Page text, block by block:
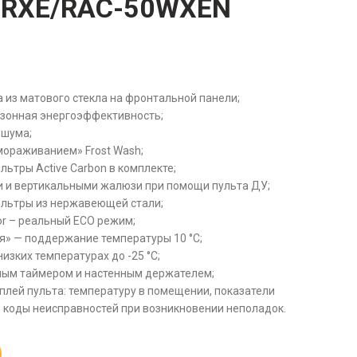
RAC-50WXEN
матового стекла на фронтальной панели;
энергоэффективность;
шума;
Frost Wash;
Active Carbon в комплекте;
и вертикальными жалюзи при помощи пульта ДУ;
из нержавеющей стали;
– реальный ECO режим;
— поддержание температуры 10 °C;
температурах до -25 °С;
таймером и настенным держателем;
пульта: температуру в помещении, показатели
неисправностей при возникновении неполадок.